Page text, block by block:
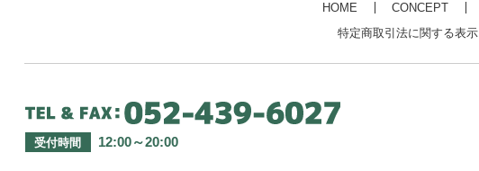
HOME CONCEPT
特定商取引法に関する表示
受付時間 12:00～20:00